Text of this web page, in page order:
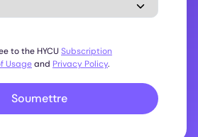
to the HYCU Subscription
Usageand Privacy Policy.
Soumettre